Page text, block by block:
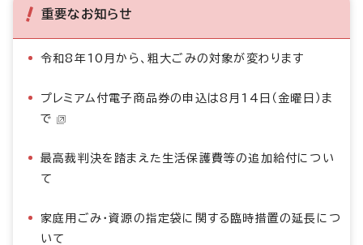
重要なお知らせ
令和8年10月から、粗大ごみの対象が変わります
プレミアム付電子商品券の申込は8月14日（金曜日）ま
で
最高裁判決を踏まえた生活保護費等の追加給付につい
て
家庭用ごみ・資源の指定袋に関する臨時措置の延長につ
いて